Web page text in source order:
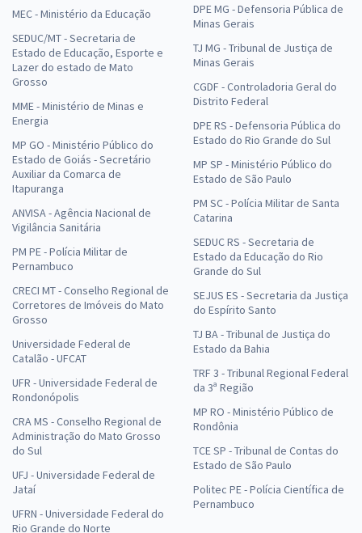
MEC - Ministério da Educação
SEDUC/MT - Secretaria de
Estado de Educação, Esporte e
Lazer do estado de Mato
Grosso
MME - Ministério de Minas e
Energia
MP GO - Ministério Público do
Estado de Goiás - Secretário
Auxiliar da Comarca de
Itapuranga
ANVISA - Agência Nacional de
Vigilância Sanitária
PM PE - Polícia Militar de
Pernambuco
CRECI MT - Conselho Regional de
Corretores de Imóveis do Mato
Grosso
Universidade Federal de
Catalão - UFCAT
UFR - Universidade Federal de
Rondonópolis
CRA MS - Conselho Regional de
Administração do Mato Grosso
do Sul
UFJ - Universidade Federal de
Jataí
UFRN - Universidade Federal do
Rio Grande do Norte
DPE MG - Defensoria Pública de
Minas Gerais
TJ MG - Tribunal de Justiça de
Minas Gerais
CGDF - Controladoria Geral do
Distrito Federal
DPE RS - Defensoria Pública do
Estado do Rio Grande do Sul
MP SP - Ministério Público do
Estado de São Paulo
PM SC - Polícia Militar de Santa
Catarina
SEDUC RS - Secretaria de
Estado da Educação do Rio
Grande do Sul
SEJUS ES - Secretaria da Justiça
do Espírito Santo
TJ BA - Tribunal de Justiça do
Estado da Bahia
TRF 3 - Tribunal Regional Federal
da 3ª Região
MP RO - Ministério Público de
Rondônia
TCE SP - Tribunal de Contas do
Estado de São Paulo
Politec PE - Polícia Científica de
Pernambuco